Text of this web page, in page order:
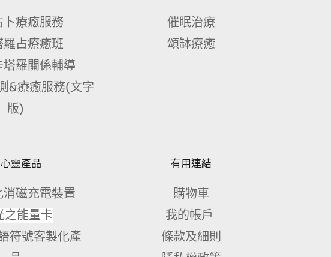
卜療癒服務
羅占療癒班
塔羅關係輔導
&療癒服務(文字
版)
催眠治療
頌缽療癒
靈產品
消磁充電裝置
之能量卡
符號客製化產
有用連結
購物車
我的帳戶
條款及細則